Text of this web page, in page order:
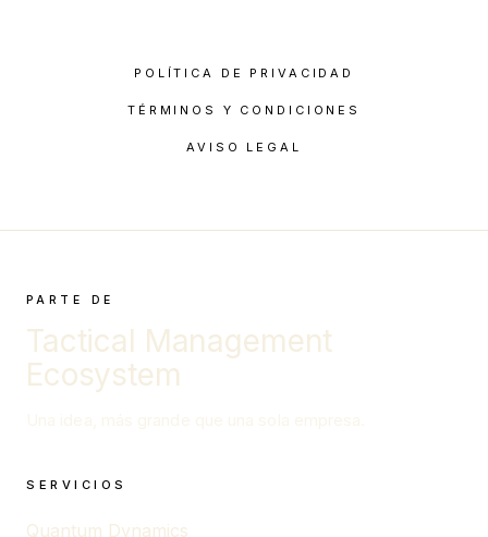
POLÍTICA DE PRIVACIDAD
TÉRMINOS Y CONDICIONES
AVISO LEGAL
PARTE DE
Tactical Management
Ecosystem
SERVICIOS
Quantum Dynamics